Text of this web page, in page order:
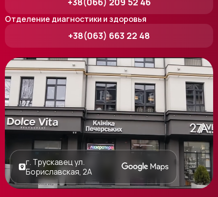
Отделение диагностики и здоровья
+38(063) 663 22 48
г. Трускавец ул.
Бориславская, 2А